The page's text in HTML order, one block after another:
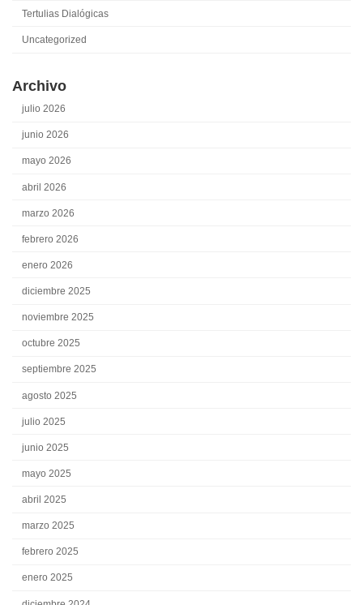
Tertulias Dialógicas
Uncategorized
Archivo
julio 2026
junio 2026
mayo 2026
abril 2026
marzo 2026
febrero 2026
enero 2026
diciembre 2025
noviembre 2025
octubre 2025
septiembre 2025
agosto 2025
julio 2025
junio 2025
mayo 2025
abril 2025
marzo 2025
febrero 2025
enero 2025